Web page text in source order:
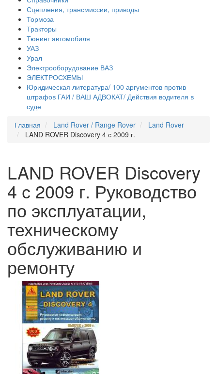
Сцепления, трансмиссии, приводы
Тормоза
Тракторы
Тюнинг автомобиля
УАЗ
Урал
Электрооборудование ВАЗ
ЭЛЕКТРОСХЕМЫ
Юридическая литература/ 100 аргументов против
штрафов ГАИ / ВАШ АДВОКАТ/ Действия водителя в
суде
Главная
Land Rover / Range Rover
Land Rover
LAND ROVER Discovery 4 с 2009 г.
LAND ROVER Discovery
4 с 2009 г. Руководство
по эксплуатации,
техническому
обслуживанию и
ремонту